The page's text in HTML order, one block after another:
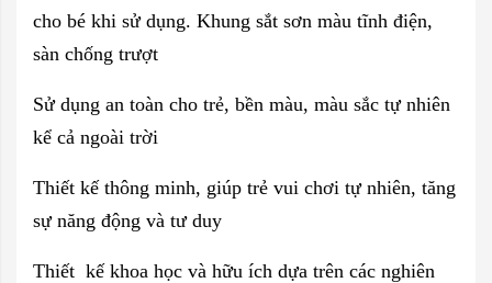
cho bé khi sử dụng. Khung sắt sơn màu tĩnh điện,
sàn chống trượt
Sử dụng an toàn cho trẻ, bền màu, màu sắc tự nhiên
kể cả ngoài trời
Thiết kế thông minh, giúp trẻ vui chơi tự nhiên, tăng
sự năng động và tư duy
Thiết kế khoa học và hữu ích dựa trên các nghiên